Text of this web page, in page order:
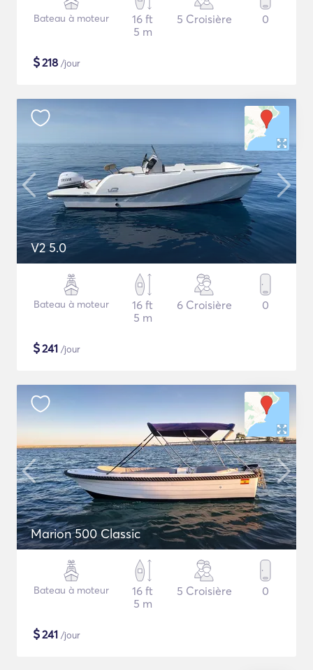
Bateau à moteur
16 ft
5 m
5 Croisière 0
$218 /jour
V2 5.0
Bateau à moteur
16 ft
5 m
6 Croisière 0
$241 /jour
Marion 500 Classic
Bateau à moteur
16 ft
5 m
5 Croisière 0
$241 /jour